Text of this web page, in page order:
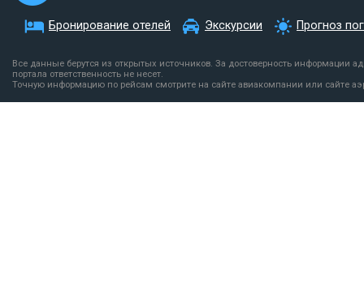
Бронирование отелей Экскурсии Прогноз
Все данные берутся из открытых источников. За достоверность информации
портала ответственность не несет.
Точную информацию по рейсам смотрите на сайте авиакомпании или сайте